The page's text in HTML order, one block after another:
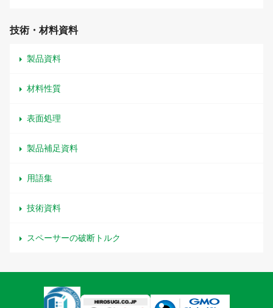
技術・材料資料
製品資料
材料性質
表面処理
製品補足資料
用語集
技術資料
スペーサーの破断トルク